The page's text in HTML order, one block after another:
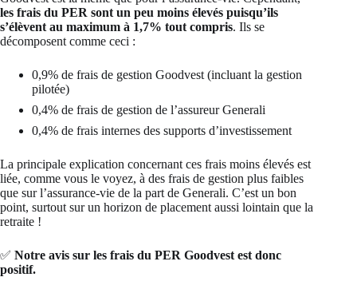
les frais du PER sont un peu moins élevés puisqu’ils
s’élèvent au maximum à 1,7% tout compris. Ils se
décomposent comme ceci :
0,9% de frais de gestion Goodvest (incluant la gestion
pilotée)
0,4% de frais de gestion de l’assureur Generali
0,4% de frais internes des supports d’investissement
La principale explication concernant ces frais moins élevés est
liée, comme vous le voyez, à des frais de gestion plus faibles
que sur l’assurance-vie de la part de Generali. C’est un bon
point, surtout sur un horizon de placement aussi lointain que la
retraite !
✅ Notre avis sur les frais du PER Goodvest est donc
positif.